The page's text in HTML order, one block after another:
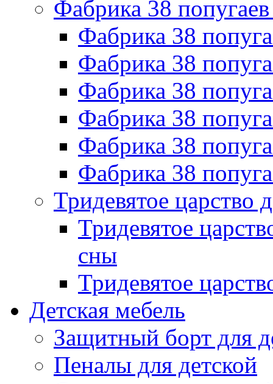
Фабрика 38
Фабрика 38
Фабрика 38
Фабрика 38
Фабрика 38
Фабрика 38
Фабрика 38
Тридевятое царство
Тридевятое
сны
Тридевятое
Детская мебель
Защитный борт для
Пеналы для детской